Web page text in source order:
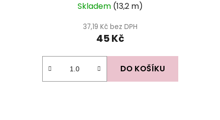
hodnocení
produktu
je
Skladem (13,2 m)
37,19 Kč bez DPH
45 Kč
DO KOŠÍKU